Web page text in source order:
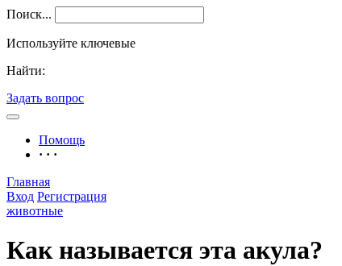
Поиск...
Используйте ключевые
Найти:
Задать вопрос
Помощь
· · ·
Главная
Вход Регистрация
животные
Как называется эта акула?